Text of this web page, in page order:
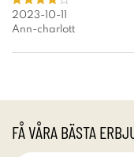
2023-10-11
Ann-charlott
FÅ VÅRA BÄSTA